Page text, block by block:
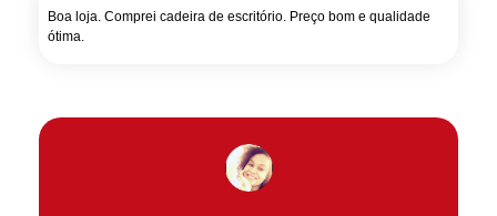
Boa loja. Comprei cadeira de escritório. Preço bom e qualidade
ótima.